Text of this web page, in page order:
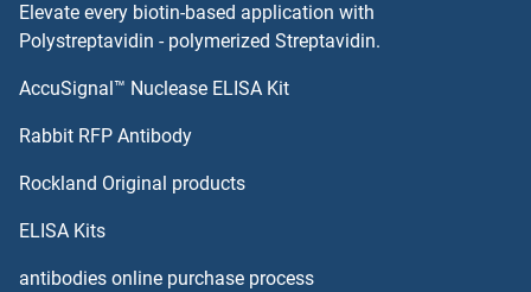
WNT10B Antikörper
WNT10A Antikörper
WTAP Antikörper
Elevate every biotin-based application with
Polystreptavidin - polymerized Streptavidin.
AccuSignal™ Nuclease ELISA Kit
Rabbit RFP Antibody
Rockland Original products
ELISA Kits
antibodies online purchase process